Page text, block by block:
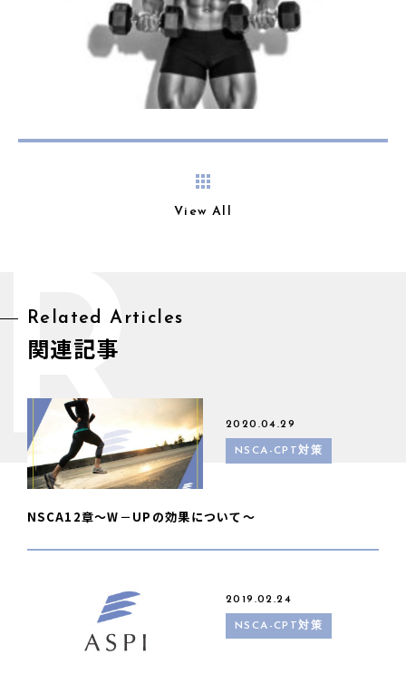
View All
Related Articles
関連記事
2020.04.29
NSCA-CPT対策
NSCA12章～W－UPの効果について～
2019.02.24
NSCA-CPT対策